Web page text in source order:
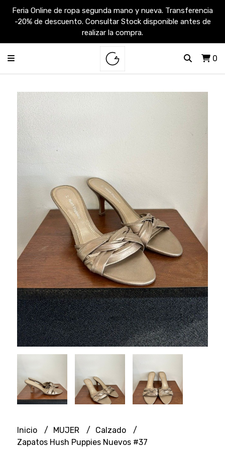
Feria Online de ropa segunda mano y nueva. Transferencia
-20% de descuento. Consultar Stock disponible antes de
realizar la compra.
0
Inicio MUJER
Calzado
Zapatos Hush Puppies Nuevos #37